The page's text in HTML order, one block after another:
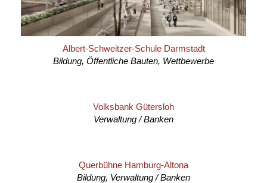
Albert-Schweitzer-Schule Darmstadt
Bildung, Öffentliche Bauten, Wettbewerbe
Volksbank Gütersloh
Verwaltung / Banken
Querbühne Hamburg-Altona
Bildung, Verwaltung / Banken